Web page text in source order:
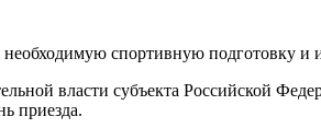
спортивную подготовку и
власти субъекта Российской
приезда.